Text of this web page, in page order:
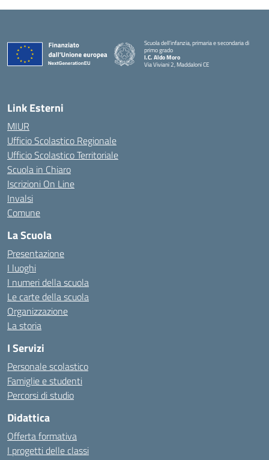
Scuola dell’infanzia, primaria e secondaria di
primo grado
I.C. Aldo Moro
Via Viviani 2, Maddaloni CE
Link Esterni
MIUR
Ufficio Scolastico Regionale
Ufficio Scolastico Territoriale
Scuola in Chiaro
Iscrizioni On Line
Invalsi
Comune
La Scuola
Presentazione
I luoghi
I numeri della scuola
Le carte della scuola
Organizzazione
La storia
I Servizi
Personale scolastico
Famiglie e studenti
Percorsi di studio
Didattica
Offerta formativa
I progetti delle classi